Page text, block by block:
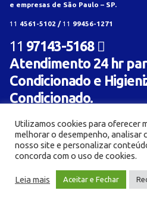
e empresas de São Paulo – SP.
11 4561-5102 / 11 99456-1271
11 97143-5168
Atendimento 24 hr
Condicionado e
Condicionado.
© Limpeza e Higienização de aparelho de ar
Defrios 2018. Criado com ❤ por:AL Mídia
Utilizamos cookies para oferecer
melhorar o desempenho, analisar
nosso site e personalizar
concorda com o uso de cookies.
Leia mais Aceitar e Fechar